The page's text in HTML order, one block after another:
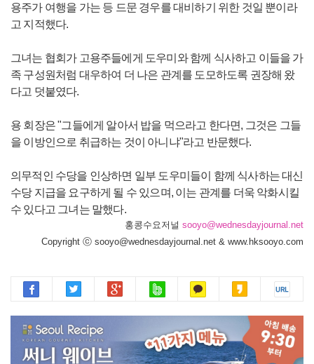
용주가 여행을 가는 등 드문 경우를 대비하기 위한 것일 뿐이라
고 지적했다.
그녀는 협회가 고용주들에게 도우미와 함께 식사하고 이들을 가
족 구성원처럼 대우하여 더 나은 관계를 도모하도록 권장해 왔
다고 덧붙였다.
용 회장은 "그들에게 알아서 밥을 먹으라고 한다면, 그것은 그들
을 이방인으로 취급하는 것이 아니냐"라고 반문했다.
의무적인 수당을 인상하면 일부 도우미들이 함께 식사하는 대신
수당 지급을 요구하게 될 수 있으며, 이는 관계를 더욱 악화시킬
수 있다고 그녀는 말했다.
홍콩수요저널 sooyo@wednesdayjournal.net
Copyright ⓒ sooyo@wednesdayjournal.net & www.hksooyo.com